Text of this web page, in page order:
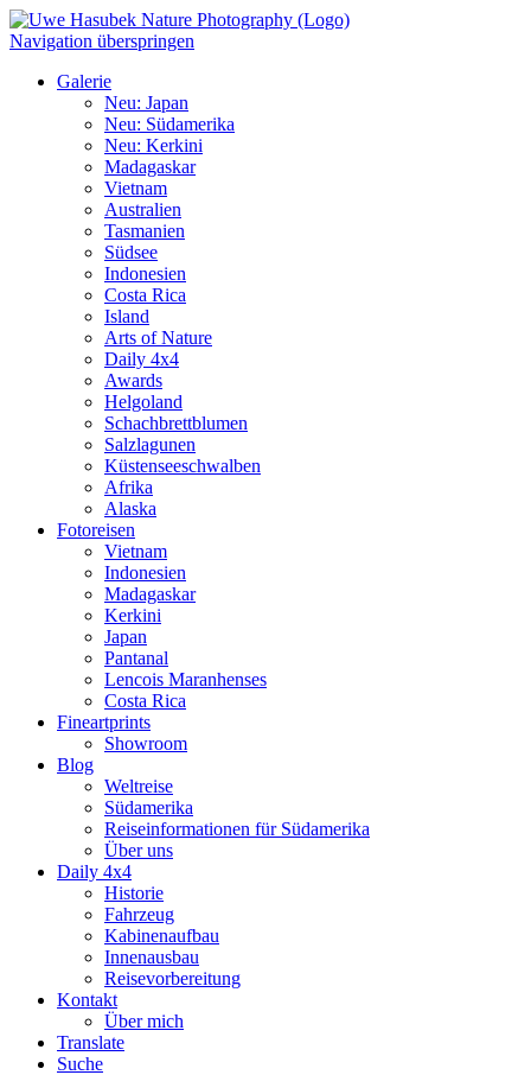
Navigation überspringen
Galerie
Neu: Japan
Neu: Südamerika
Neu: Kerkini
Madagaskar
Vietnam
Australien
Tasmanien
Südsee
Indonesien
Costa Rica
Island
Arts of Nature
Daily 4x4
Awards
Helgoland
Schachbrettblumen
Salzlagunen
Küstenseeschwalben
Afrika
Alaska
Fotoreisen
Vietnam
Indonesien
Madagaskar
Kerkini
Japan
Pantanal
Lencois Maranhenses
Costa Rica
Fineartprints
Showroom
Blog
Weltreise
Südamerika
Reiseinformationen für Südamerika
Über uns
Daily 4x4
Historie
Fahrzeug
Kabinenaufbau
Innenausbau
Reisevorbereitung
Kontakt
Über mich
Translate
Suche